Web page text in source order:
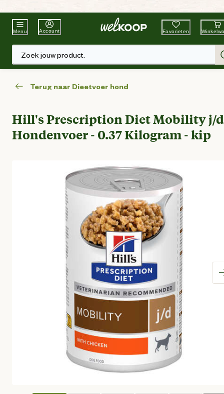
Beste WinkelketenTuin & Dier
Menu Account Favorieten
Zoek jouw product.
Terug naar Dieetvoer hond
Hill's Prescription Diet Mobility j/
Hondenvoer - 0.37 Kilogram - kip